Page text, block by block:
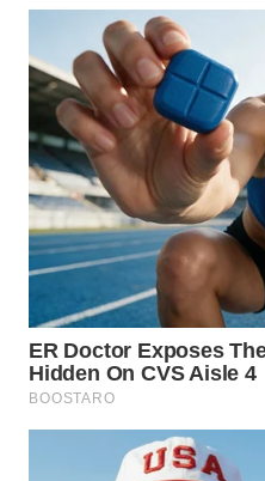
WN
MALUT
WN
DAIRI
WN
DANAU
WN
NIAS